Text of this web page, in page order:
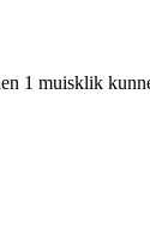
1 muisklik